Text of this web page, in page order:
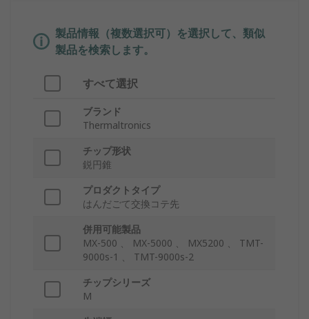
製品情報（複数選択可）を選択して、類似
製品を検索します。
すべて選択
ブランド
Thermaltronics
チップ形状
鋭円錐
プロダクトタイプ
はんだごて交換コテ先
併用可能製品
MX-500 、 MX-5000 、 MX5200 、 TMT-
9000s-1 、 TMT-9000s-2
チップシリーズ
M